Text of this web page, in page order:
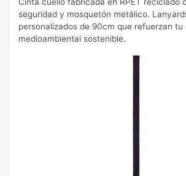
seguridad y mosquetón metálico.
personalizados de 90cm que refuerzan tu
medioambiental sostenible.